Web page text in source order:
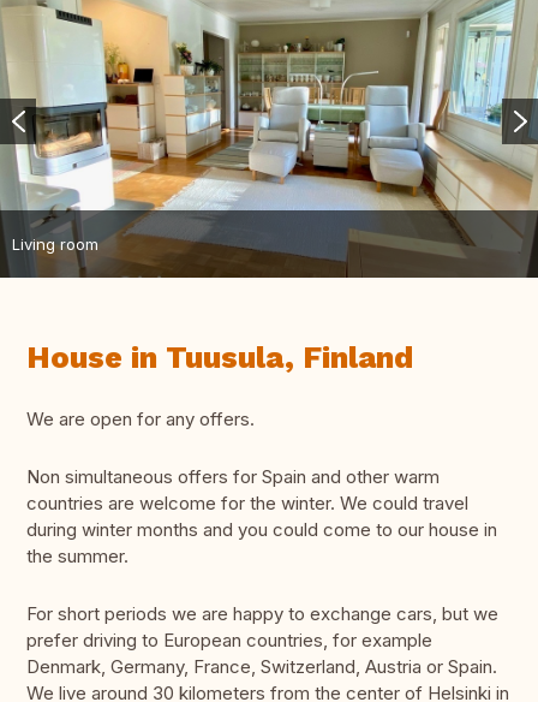
Living room
House in Tuusula, Finland
We are open for any offers.
Non simultaneous offers for Spain and other warm
countries are welcome for the winter. We could travel
during winter months and you could come to our house in
the summer.
For short periods we are happy to exchange cars, but we
prefer driving to European countries, for example
Denmark, Germany, France, Switzerland, Austria or Spain.
We live around 30 kilometers from the center of Helsinki in